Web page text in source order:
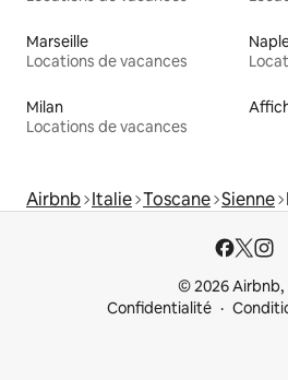
Marseille
Locations de vacances
Milan
Locations de vacances
Airbnb Italie Toscane Sienne
© 2026 Airbnb,
Confidentialité